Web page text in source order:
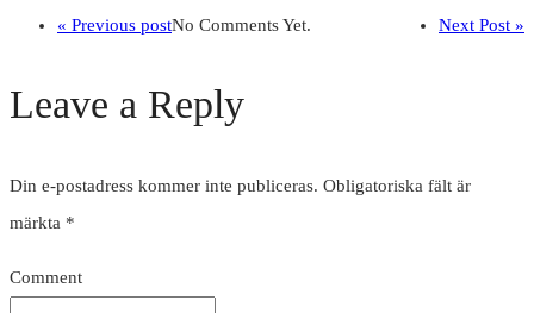
« Previous post Next Post »
No Comments Yet.
Leave a Reply
Din e-postadress kommer inte publiceras. Obligatoriska fält är
märkta *
Comment